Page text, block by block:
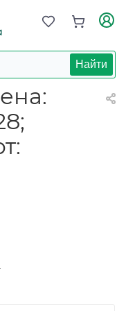
Найти